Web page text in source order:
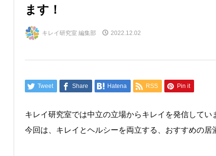
ます！
キレイ研究室 編集部 2022.12.02
Tweet Share Hatena RSS Pin it
キレイ研究室では中立の立場からキレイを発信してい
今回は、キレイとヘルシーを両立する、おすすめの